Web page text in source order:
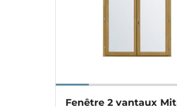
Fenêtre 2 vantaux